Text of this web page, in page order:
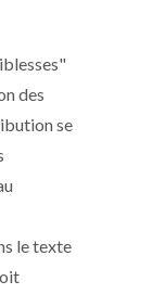
des
se
le texte